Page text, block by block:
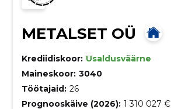
METALSET OÜ
Krediidiskoor: Usaldusväärne
Maineskoor: 3040
Töötajaid: 26
Prognooskäive (2026): 1 310 027 €